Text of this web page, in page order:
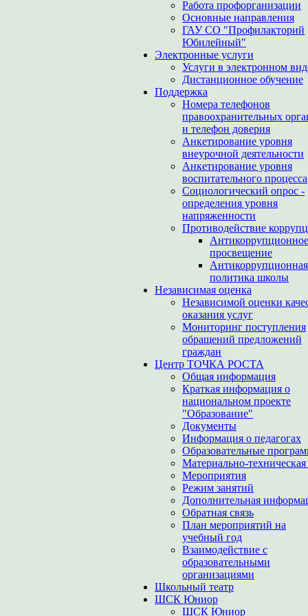
Работа профорганизации
Основные направления
ГАУ СО "Профилакторий
Юбилейный"
Электронные услуги
Услуги в электронном
Дистанционное обучение
Поддержка
Номера телефонов
правоохранительных
и телефон доверия
Анкетирование уровня
внеурочной деятельности
Анкетирование уровня
воспитательного процесса
Социологический опрос -
определения уровня
напряженности
Противодействие
Антикоррупционное
просвещение
Антикоррупционная
политика школы
Независимая оценка
Независимой оценки
оказания услуг
Мониторинг поступления
обращений предложений
граждан
Центр ТОЧКА РОСТА
Общая информация
Краткая информация о
национальном проекте
"Образование"
Документы
Информация о педагогах
Образовательные
Материально-техническая
Мероприятия
Режим занятий
Дополнительная
Обратная связь
План мероприятий на
учебный год
Взаимодействие с
образовательными
организациями
Школьный театр
ШСК Юниор
ШСК Юниор